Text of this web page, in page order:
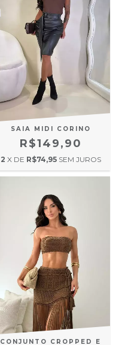
SAIA MIDI CORINO
R$149,90
2 X DE R$74,95 SEM JUROS
CONJUNTO CROPPED E